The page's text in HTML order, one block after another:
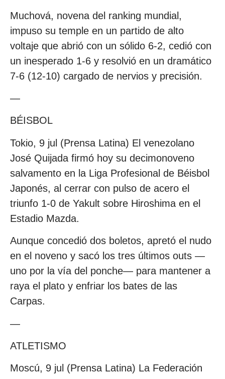
Muchová, novena del ranking mundial,
impuso su temple en un partido de alto
voltaje que abrió con un sólido 6-2, cedió con
un inesperado 1-6 y resolvió en un dramático
7-6 (12-10) cargado de nervios y precisión.
—
BÉISBOL
Tokio, 9 jul (Prensa Latina) El venezolano
José Quijada firmó hoy su decimonoveno
salvamento en la Liga Profesional de Béisbol
Japonés, al cerrar con pulso de acero el
triunfo 1-0 de Yakult sobre Hiroshima en el
Estadio Mazda.
Aunque concedió dos boletos, apretó el nudo
en el noveno y sacó los tres últimos outs —
uno por la vía del ponche— para mantener a
raya el plato y enfriar los bates de las
Carpas.
—
ATLETISMO
Moscú, 9 jul (Prensa Latina) La Federación